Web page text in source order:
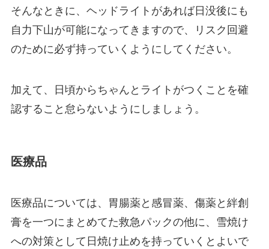
そんなときに、ヘッドライトがあれば日没後にも
自力下山が可能になってきますので、リスク回避
のために必ず持っていくようにしてください。
加えて、日頃からちゃんとライトがつくことを確
認すること怠らないようにしましょう。
医療品
医療品については、胃腸薬と感冒薬、傷薬と絆創
膏を一つにまとめてた救急パックの他に、 雪焼け
への対策として日焼け止めを持っていくとよいで